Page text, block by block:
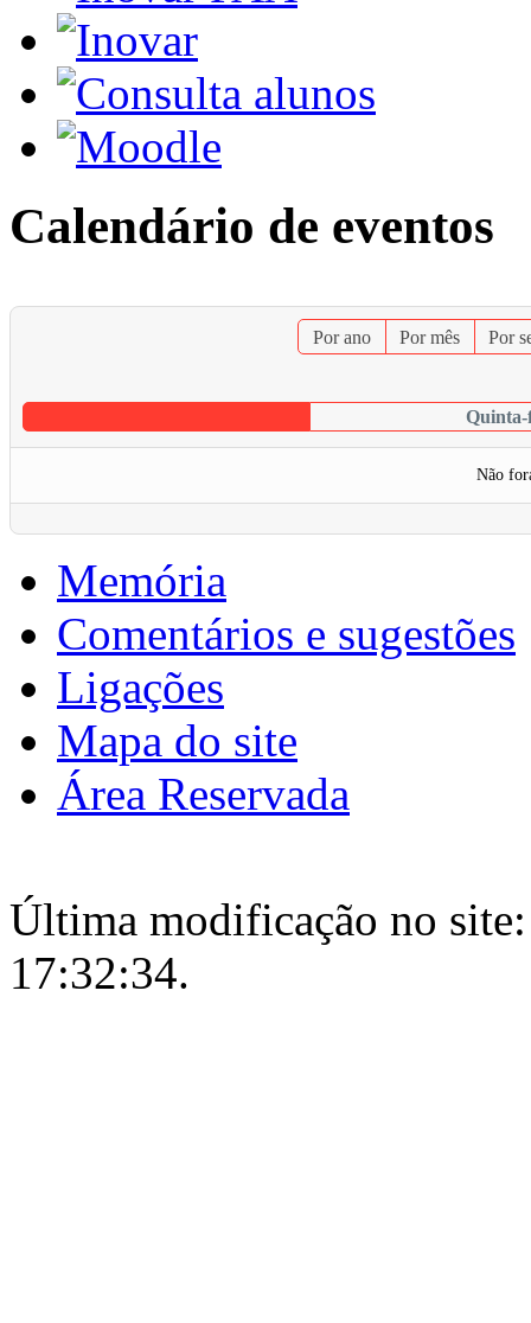
Calendário de eventos
Por ano Por mês Por
Quinta-
Não
Memória
Comentários e sugestões
Ligações
Mapa do site
Área Reservada
Última modificação no
17:32:34.